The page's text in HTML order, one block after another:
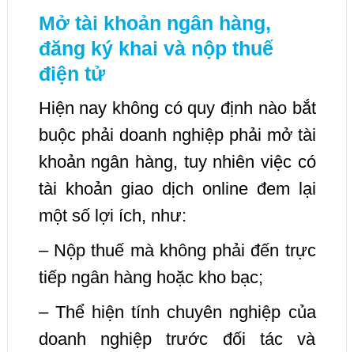
Mở tài khoản ngân hàng,
đăng ký khai và nộp thuế
điện tử
Hiện nay không có quy định nào bắt
buộc phải doanh nghiệp phải mở tài
khoản ngân hàng, tuy nhiên việc có
tài khoản giao dịch online đem lại
một số lợi ích, như:
– Nộp thuế mà không phải đến trực
tiếp ngân hàng hoặc kho bạc;
– Thể hiện tính chuyên nghiệp của
doanh nghiệp trước đối tác và